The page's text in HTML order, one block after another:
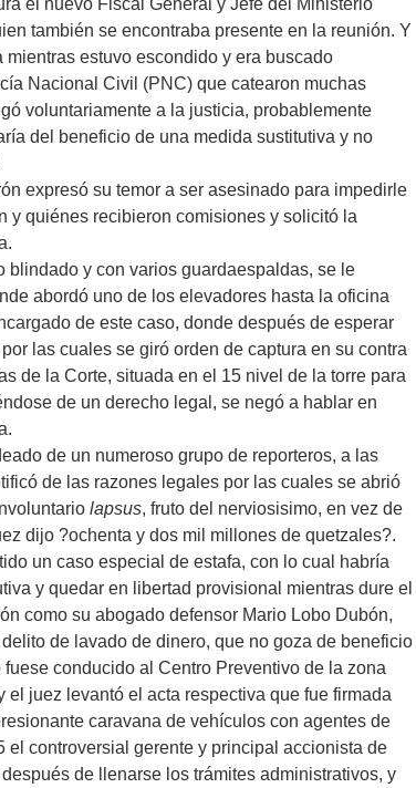
el nuevo Fiscal General y Jefe del Ministerio
también se encontraba presente en la reunión. Y
estuvo escondido y era buscado
Nacional Civil (PNC) que catearon muchas
voluntariamente a la justicia, probablemente
del beneficio de una medida sustitutiva y no
expresó su temor a ser asesinado para impedirle
y quiénes recibieron comisiones y solicitó la
blindado y con varios guardaespaldas, se le
abordó uno de los elevadores hasta la oficina
de este caso, donde después de esperar
las cuales se giró orden de captura en su contra
de la Corte, situada en el 15 nivel de la torre para
de un derecho legal, se negó a hablar en
de un numeroso grupo de reporteros, a las
de las razones legales por las cuales se abrió
lapsus, fruto del nerviosisimo, en vez de
dijo ?ochenta y dos mil millones de quetzales?.
un caso especial de estafa, con lo cual habría
y quedar en libertad provisional mientras dure el
como su abogado defensor Mario Lobo Dubón,
de lavado de dinero, que no goza de beneficio
conducido al Centro Preventivo de la zona
juez levantó el acta respectiva que fue firmada
caravana de vehículos con agentes de
controversial gerente y principal accionista de
de llenarse los trámites administrativos, y